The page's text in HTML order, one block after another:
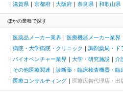
滋賀県 京都府 大阪府 奈良県 和歌山県
ほかの業種で探す
医薬品メーカー業界 医療機器メーカー業界
病院・大学病院・クリニック
調剤薬局・ド
バイオベンチャー業界
大学・研究施設
介
その他医療関連
診断薬・臨床検査機器・臨
医療コンサルティング
医療広告代理店・出